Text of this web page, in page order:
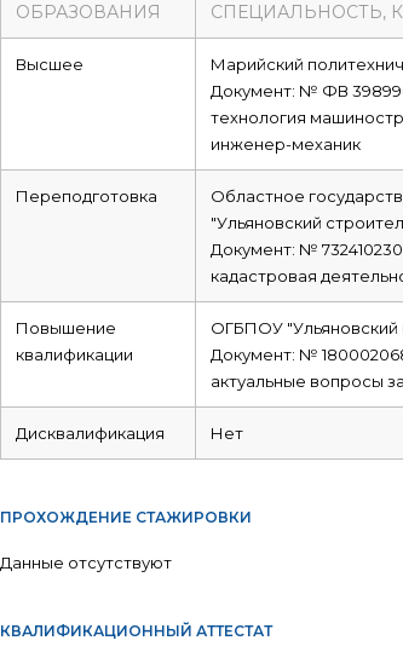
ОБРАЗОВАНИЯ
СПЕЦИАЛЬНОСТЬ,
Высшее
Марийский
Документ: № ФВ 398996
технология
инженер-механик
Переподготовка
Областное
"Ульяновский
Документ: №
кадастровая
Повышение
квалификации
ОГБПОУ "Ульяновский
Документ: №
актуальные вопросы
Дисквалификация Нет
ПРОХОЖДЕНИЕ СТАЖИРОВКИ
Данные отсутствуют
КВАЛИФИКАЦИОННЫЙ АТТЕСТАТ